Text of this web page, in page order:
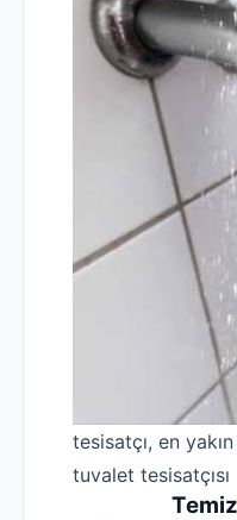
tesisatçı, en
tuvalet tesisatçısı